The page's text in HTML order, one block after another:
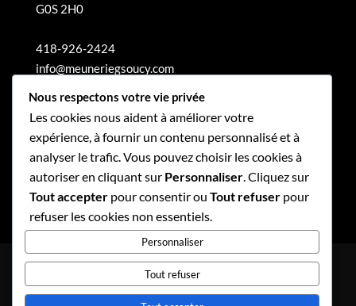
G0S 2H0
418-926-2424
info@meuneriegsoucy.com
Politique de confidentialité
Politique de gouvernance
Nous respectons votre vie privée
Les cookies nous aident à améliorer votre
expérience, à fournir un contenu personnalisé et à
analyser le trafic. Vous pouvez choisir les cookies à
autoriser en cliquant sur Personnaliser . Cliquez sur
Tout accepter pour consentir ou Tout refuser pour
refuser les cookies non essentiels.
Personnaliser
Tout refuser